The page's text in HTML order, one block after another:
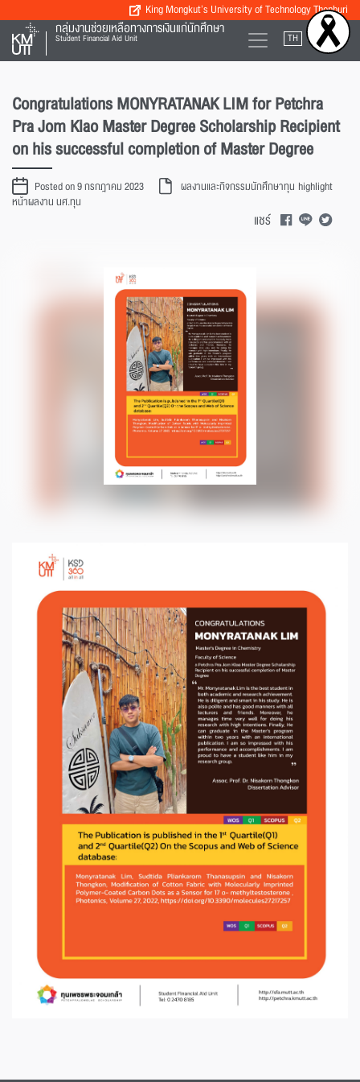
King Mongkut’s University of Technology Thonburi
กลุ่มงานช่วยเหลือทางการเงินแก่นักศึกษา
Student Financial Aid Unit TH EN
Congratulations MONYRATANAK LIM for Petchra
Pra Jom Klao Master Degree Scholarship Recipient
on his successful completion of Master Degree
Posted on 9 กรกฎาคม 2023 ผลงานและกิจกรรมนักศึกษาทุน highlight
หน้าผลงาน นศ.ทุน
แชร์